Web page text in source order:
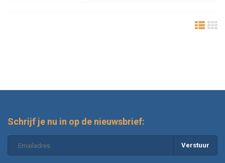
Schrijf je nu in op de nieuwsbrief:
Verstuur